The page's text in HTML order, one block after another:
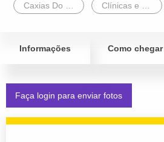
Informações Como chegar
Faça login para enviar fotos